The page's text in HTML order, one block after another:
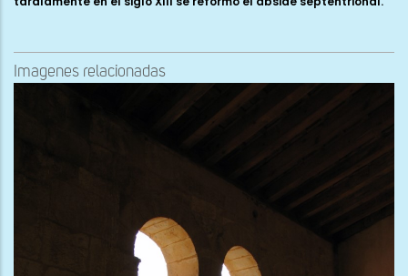
Imagenes relacionadas